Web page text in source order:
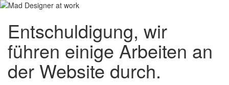
Entschuldigung, wir
führen einige Arbeiten an
der Website durch.